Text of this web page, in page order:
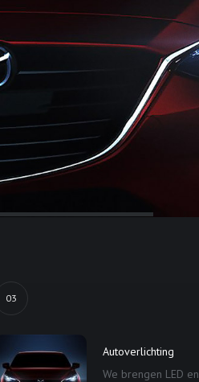
03
Autoverlichting
We brengen LED en